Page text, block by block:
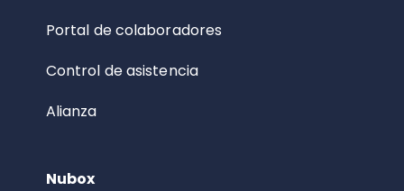
Portal de colaboradores
Control de asistencia
Alianza
Nubox